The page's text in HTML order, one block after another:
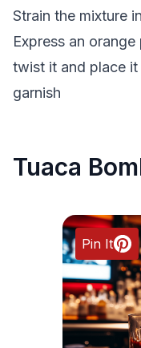
Strain the mixture
Express an
twist it and place
garnish
Tuaca
Pin It